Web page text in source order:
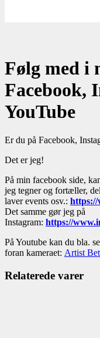
Følg med i
Facebook,
YouTube
Er du på Facebook,
Det er jeg!
På min facebook side,
jeg tegner og fortæller,
laver events osv.: https://
Det samme gør jeg på
Instagram: https://
På Youtube kan du bla.
foran kameraet: Artist
Relaterede varer